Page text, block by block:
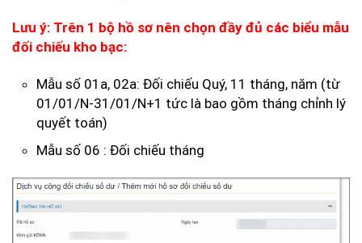
Lưu ý: Trên 1 bộ hồ sơ nên chọn đầy đủ các biểu mẫu
đối chiếu kho bạc:
Mẫu số 01a, 02a: Đối chiếu Quý, 11 tháng, năm (từ
01/01/N-31/01/N+1 tức là bao gồm tháng chỉnh lý
quyết toán)
Mẫu số 06 : Đối chiếu tháng